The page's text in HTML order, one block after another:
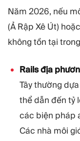
Năm 2026, nếu
(Ả Rập Xê Út)
không tồn tại
Rails địa
Tây thường
thể dẫn đến tỷ
các biện pháp
Các nhà môi